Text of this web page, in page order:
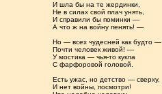
И шла бы на те жердинки,
Не в силах свой плач унять,
И справили бы поминки —
А что ж на войну пенять! —
Но — всех чудесней как будто —
Почти человек живой! —
У мостика — чья-то кукла
С фарфоровой головой.
Есть ужас, но детство — сверху,
И нет войны, посмотри!